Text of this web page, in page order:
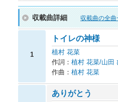
収載曲詳細 収載曲の全曲
1
トイレの神様
植村 花菜
作詞： 植村 花菜/山田
作曲： 植村 花菜
ありがとう